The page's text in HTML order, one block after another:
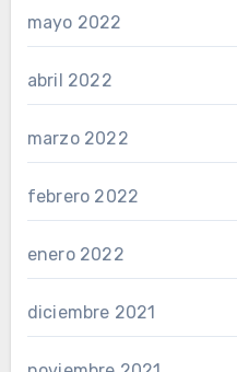
mayo 2022
abril 2022
marzo 2022
febrero 2022
enero 2022
diciembre 2021